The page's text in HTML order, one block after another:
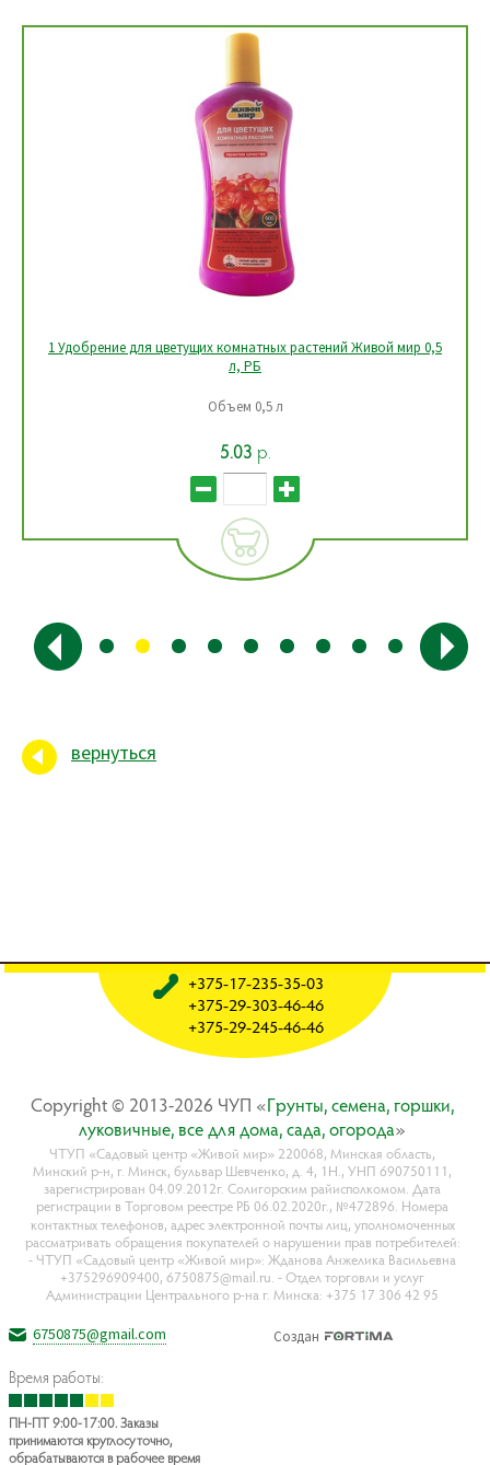
1 Удобрение для цветущих комнатных растений Живой мир 0,5
л, РБ
Объем 0,5 л
5.03 р.
вернуться
Copyright © 2013-2026 ЧУП «Гpyнты, ceмeнa, гopшки,
лyкoвичныe, вce для дoмa, caдa, oгopoдa»
ЧТУП «Садовый центр «Живой мир» 220068, Минская область,
Минский р-н, г. Минск, бульвар Шевченко, д. 4, 1Н., УНП 690750111,
зарегистрирован 04.09.2012г. Солигорским райисполкомом. Дата
регистрации в Торговом реестре РБ 06.02.2020г., №472896. Номера
контактных телефонов, адрес электронной почты лиц, уполномоченных
рассматривать обращения покупателей о нарушении прав потребителей:
- ЧТУП «Садовый центр «Живой мир»: Жданова Анжелика Васильевна
+375296909400, 6750875@mail.ru. - Отдел торговли и услуг
Администрации Центрального р-на г. Минска: +375 17 306 42 95
+375-17-235-35-03
+375-29-303-46-46
+375-29-245-46-46
6750875@gmail.com
Время работы:
ПН-ПТ 9:00-17:00. Заказы
принимаются круглосуточно,
обрабатываются в рабочее время
Создан